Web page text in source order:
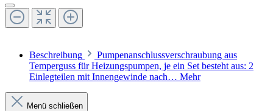
Beschreibung
Pumpenanschlussverschraubung aus
Temperguss für Heizungspumpen, je ein Set besteht aus: 2
Einlegteilen mit Innengewinde nach… Mehr
Menü schließen